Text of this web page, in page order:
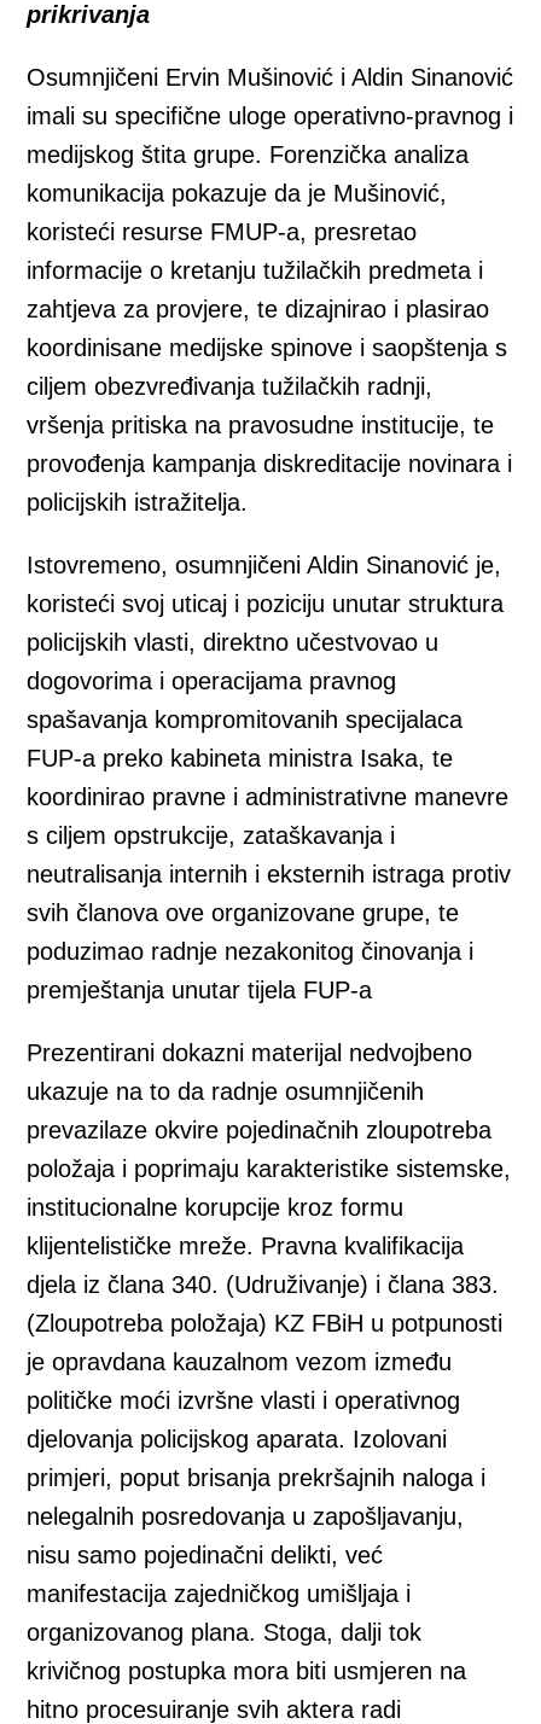
prikrivanja
Osumnjičeni Ervin Mušinović i Aldin Sinanović
imali su specifične uloge operativno-pravnog i
medijskog štita grupe. Forenzička analiza
komunikacija pokazuje da je Mušinović,
koristeći resurse FMUP-a, presretao
informacije o kretanju tužilačkih predmeta i
zahtjeva za provjere, te dizajnirao i plasirao
koordinisane medijske spinove i saopštenja s
ciljem obezvređivanja tužilačkih radnji,
vršenja pritiska na pravosudne institucije, te
provođenja kampanja diskreditacije novinara i
policijskih istražitelja.
Istovremeno, osumnjičeni Aldin Sinanović je,
koristeći svoj uticaj i poziciju unutar struktura
policijskih vlasti, direktno učestvovao u
dogovorima i operacijama pravnog
spašavanja kompromitovanih specijalaca
FUP-a preko kabineta ministra Isaka, te
koordinirao pravne i administrativne manevre
s ciljem opstrukcije, zataškavanja i
neutralisanja internih i eksternih istraga protiv
svih članova ove organizovane grupe, te
poduzimao radnje nezakonitog činovanja i
premještanja unutar tijela FUP-a
Prezentirani dokazni materijal nedvojbeno
ukazuje na to da radnje osumnjičenih
prevazilaze okvire pojedinačnih zloupotreba
položaja i poprimaju karakteristike sistemske,
institucionalne korupcije kroz formu
klijentelističke mreže. Pravna kvalifikacija
djela iz člana 340. (Udruživanje) i člana 383.
(Zloupotreba položaja) KZ FBiH u potpunosti
je opravdana kauzalnom vezom između
političke moći izvršne vlasti i operativnog
djelovanja policijskog aparata. Izolovani
primjeri, poput brisanja prekršajnih naloga i
nelegalnih posredovanja u zapošljavanju,
nisu samo pojedinačni delikti, već
manifestacija zajedničkog umišljaja i
organizovanog plana. Stoga, dalji tok
krivičnog postupka mora biti usmjeren na
hitno procesuiranje svih aktera radi